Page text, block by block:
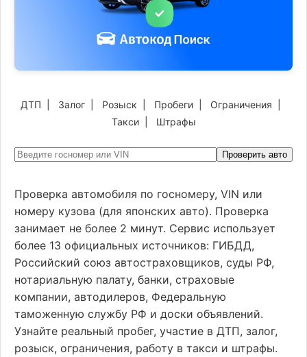
ДТП Залог Розыск Пробеги Ограничения
Такси| Штрафы
Проверить авто
Проверка автомобиля по госномеру, VIN или
номеру кузова (для японских авто). Проверка
занимает не более 2 минут. Сервис использует
более 13 официальных источников: ГИБДД,
Российский союз автостраховщиков, суды РФ,
нотариальную палату, банки, страховые
компании, автодилеров, Федеральную
таможенную службу РФ и доски объявлений.
Узнайте реальный пробег, участие в ДТП, залог,
розыск, ограничения, работу в такси и штрафы.